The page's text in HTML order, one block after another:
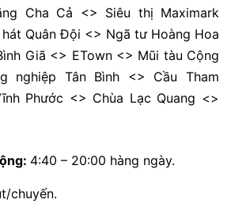
Cha Cả <> Siêu thị Maximark
Quân Đội <> Ngã tư Hoàng Hoa
Giã <> ETown <> Mũi tàu Cộng
nghiệp Tân Bình <> Cầu Tham
Phước <> Chùa Lạc Quang <>
4:40 – 20:00 hàng ngày.
chuyến.